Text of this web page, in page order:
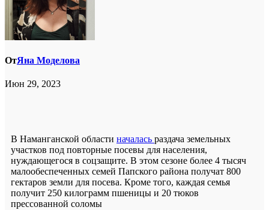
ОтЯна Моделова
Июн 29, 2023
В Наманганской области началась раздача земельных
участков под повторные посевы для населения,
нуждающегося в соцзащите. В этом сезоне более 4 тысяч
малообеспеченных семей Папского района получат 800
гектаров земли для посева. Кроме того, каждая семья
получит 250 килограмм пшеницы и 20 тюков
прессованной соломы